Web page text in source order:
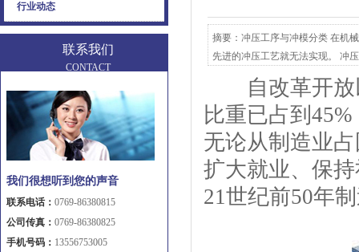
摘要：冲压工序与冲模分类 在机
先进的冲压工艺就无法实现。 冲
自改革开放
比重已占到
无论从制造业
扩大就业、保
21世纪前50年
行业动态
联系我们
CONTACT
我们很想听到您的声音
联系电话： 0769-86380815
公司传真： 0769-86380825
手机号码： 13556753005